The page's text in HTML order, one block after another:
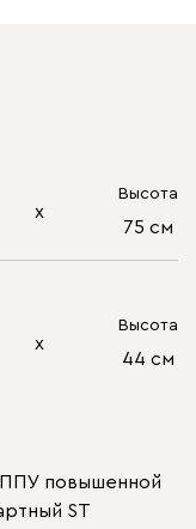
х
Высота
75 см
х
Высота
44 см
ППУ повышенной
ST